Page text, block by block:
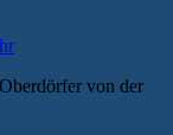
von der